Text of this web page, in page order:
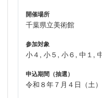
開催場所
千葉県立美術館
参加対象
小４, 小５, 小６, 中１,
申込期間（抽選）
令和８年７月４日（土